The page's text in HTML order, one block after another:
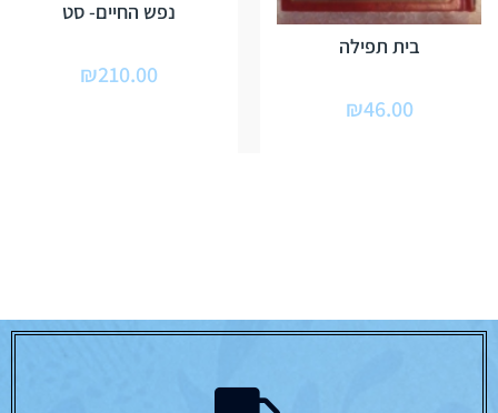
בית תפילה
₪46.00
נפש החיים- סט
₪210.00